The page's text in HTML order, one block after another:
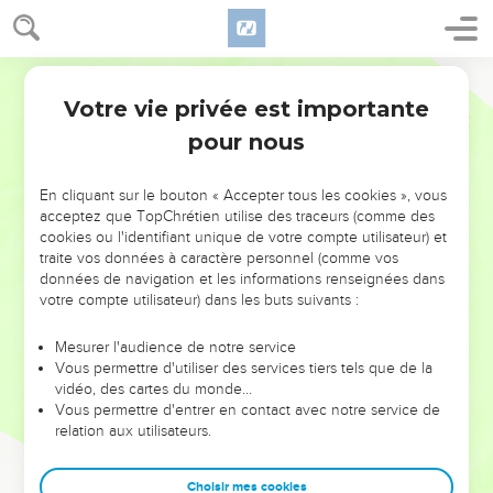
NE MANQUEZ PAS L’ÉVÉNEMENT
DE L’ANNÉE !
ET SI LEURS ERREURS POUVAIENT VOUS ÉVITER LES
VOTRES ?
leur foi ou leur vision. Mais on voit moins les doutes, les erreurs
et les saisons difficiles qu'ils ont traversés, alors même que ce
sont elles qui les ont façonnés.
Dans cette conférence, leaders, entrepreneurs, et responsables
clés pour avancer avec plus de sagesse afin que leurs erreurs
Votre vie privée est importante
pour nous
En cliquant sur le bouton « Accepter tous les cookies », vous
acceptez que TopChrétien utilise des traceurs (comme des
cookies ou l'identifiant unique de votre compte utilisateur) et
traite vos données à caractère personnel (comme vos
données de navigation et les informations renseignées dans
votre compte utilisateur) dans les buts suivants :
Mesurer l'audience de notre service
Vous permettre d'utiliser des services tiers tels que de la
vidéo, des cartes du monde…
Vous permettre d'entrer en contact avec notre service de
relation aux utilisateurs.
Choisir mes cookies